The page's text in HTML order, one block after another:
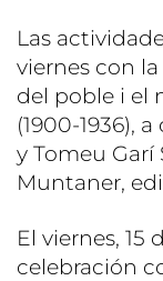
Las
viernes con
del poble i el
(1900-1936),
y Tomeu Garí
Muntaner,
El viernes, 15
celebración